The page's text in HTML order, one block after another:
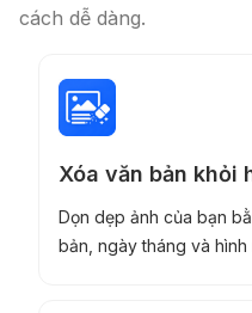
cách dễ dàng.
Xóa văn bản khỏi
Dọn dẹp ảnh của bạn
bản, ngày tháng và hình